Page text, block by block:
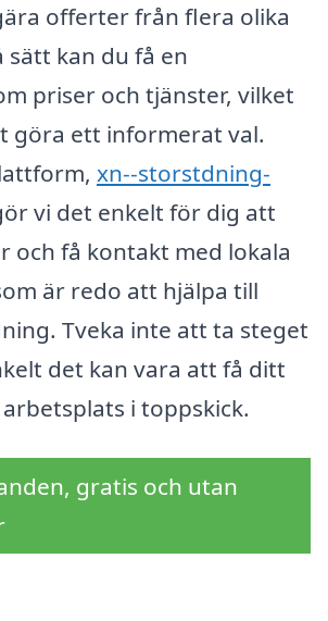
offerter från flera olika
sätt kan du få en
priser och tjänster, vilket
göra ett informerat val.
xn--storstdning-
vi det enkelt för dig att
och få kontakt med lokala
är redo att hjälpa till
Tveka inte att ta steget
det kan vara att få ditt
i toppskick.
gratis och utan